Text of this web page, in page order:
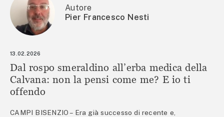
Autore
Pier Francesco Nesti
13.02.2026
Dal rospo smeraldino all’erba medica della
Calvana: non la pensi come me? E io ti
offendo
CAMPI BISENZIO – Era già successo di recente e,